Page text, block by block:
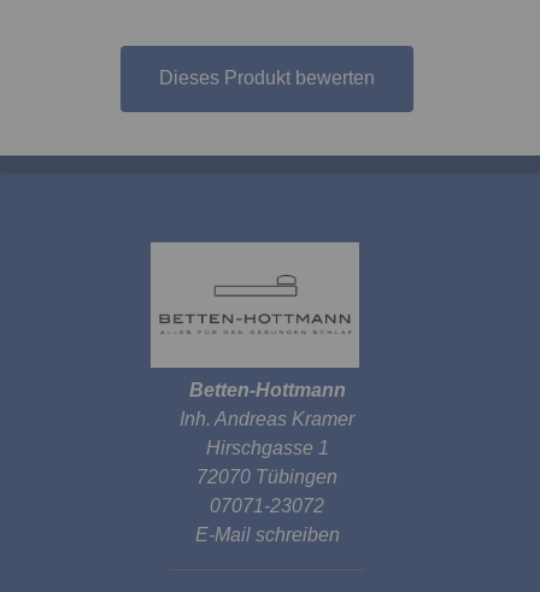
Dieses Produkt bewerten
Betten-Hottmann
Inh. Andreas Kramer
Hirschgasse 1
72070 Tübingen
07071-23072
E-Mail schreiben